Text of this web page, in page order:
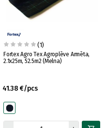
(1)
Fortex Agro Tex Agroplēve Armēta,
2.1x25m, 52.5m2 (Melna)
41.38 €/pcs